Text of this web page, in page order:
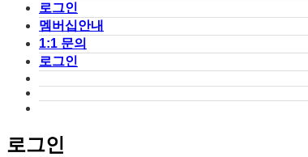
로그인
멤버십안내
1:1 문의
로그인
로그인